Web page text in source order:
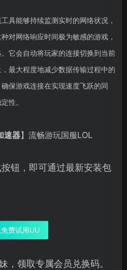
具能够持续监测实时的网络状况，
对网络响应时间极为敏感的游戏，
它会自动将玩家的连接切换到当前
最大程度地减少数据传输过程中的
保游戏连接在实现速度飞跃的同
性。
速器】流畅游玩国服LOL
钮，即可通过最新安装包
费试用UU
，领取专属会员兑换码。